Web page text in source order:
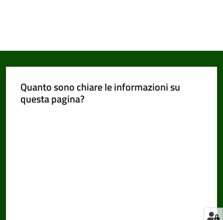
Quanto sono chiare le informazioni su
questa pagina?